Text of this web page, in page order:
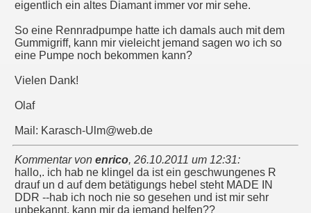
eigentlich ein altes Diamant immer vor mir sehe.
So eine Rennradpumpe hatte ich damals auch mit dem
Gummigriff, kann mir vieleicht jemand sagen wo ich so
eine Pumpe noch bekommen kann?
Vielen Dank!
Olaf
Mail: Karasch-Ulm@web.de
Kommentar von enrico, 26.10.2011 um 12:31:
hallo,. ich hab ne klingel da ist ein geschwungenes R
drauf un d auf dem betätigungs hebel steht MADE IN
DDR --hab ich noch nie so gesehen und ist mir sehr
unbekannt. kann mir da jemand helfen??